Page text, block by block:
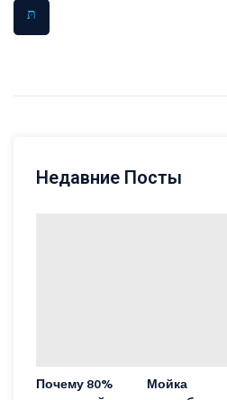
Недавние Посты
Почему 80%
Мойка